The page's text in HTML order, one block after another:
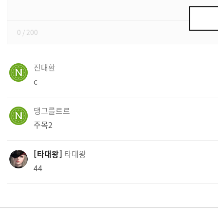
0 / 200
진대환
c
댕그를르르
주목2
타대왕 타대왕
44